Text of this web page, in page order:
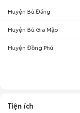
Huyện Bù Đăng
Huyện Bù Gia Mập
Huyện Đồng Phú
Tiện ích